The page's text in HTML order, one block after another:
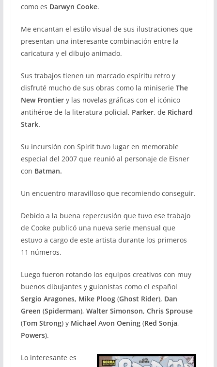
como es Darwyn Cooke.
Me encantan el estilo visual de sus ilustraciones que
presentan una interesante combinación entre la
caricatura y el dibujo animado.
Sus trabajos tienen un marcado espíritu retro y
disfruté mucho de sus obras como la miniserie The
New Frontiery las novelas gráficas con el icónico
antihéroe de la literatura policial, Parker, de Richard
Stark.
Su incursión con Spirit tuvo lugar en memorable
especial del 2007 que reunió al personaje de Eisner
con Batman.
Un encuentro maravilloso que recomiendo conseguir.
Debido a la buena repercusión que tuvo ese trabajo
de Cooke publicó una nueva serie mensual que
estuvo a cargo de este artista durante los primeros
11 números.
Luego fueron rotando los equipos creativos con muy
buenos dibujantes y guionistas como el español
Sergio Aragones, Mike Ploog(Ghost Rider), Dan
Green (Spiderman), Walter Simonson, Chris Sprouse
(Tom Strong) y Michael Avon Oening(Red Sonja,
Powers).
Lo interesante es